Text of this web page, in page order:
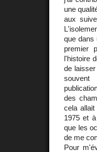
une
aux
que dans
premier
l'histoire
de
souvent
des
cela
1975 et
que les
de me
Pour